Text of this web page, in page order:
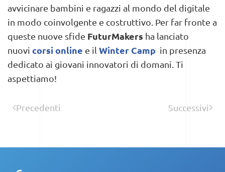
avvicinare bambini e ragazzi al mondo del digitale
in modo coinvolgente e costruttivo. Per far fronte a
queste nuove sfide FuturMakers ha lanciato
nuovi corsi online e il Winter Camp in presenza
dedicato ai giovani innovatori di domani. Ti
aspettiamo!
Precedenti Successivi